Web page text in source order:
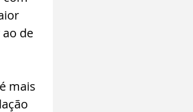
de
mais